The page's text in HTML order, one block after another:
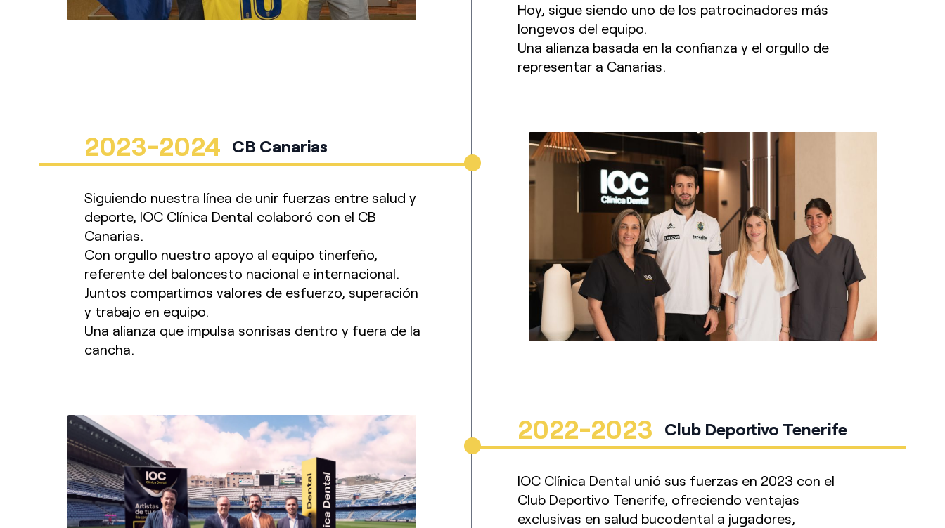
Hoy, sigue siendo uno de los patrocinadores más
longevos del equipo.
Una alianza basada en la confianza y el orgullo de
representar a Canarias.
2023-2024 CB Canarias
Siguiendo nuestra línea de unir fuerzas entre salud y
deporte, IOC Clínica Dental colaboró con el CB
Canarias.
Con orgullo nuestro apoyo al equipo tinerfeño,
referente del baloncesto nacional e internacional.
Juntos compartimos valores de esfuerzo, superación
y trabajo en equipo.
Una alianza que impulsa sonrisas dentro y fuera de la
cancha.
2022-2023 Club Deportivo Tenerife
IOC Clínica Dental unió sus fuerzas en 2023 con el
Club Deportivo Tenerife, ofreciendo ventajas
exclusivas en salud bucodental a jugadores,